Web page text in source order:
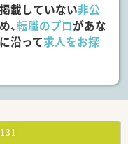
載していない非公
、転職のプロがあな
沿って求人をお探